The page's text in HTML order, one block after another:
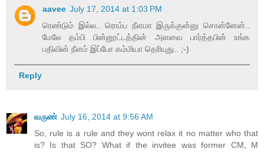
aavee July 17, 2014 at 1:03 PM
ரெண்டும் இல்ல.. ரொம்ப நீளமா இருக்குன்னு சொன்னேன்..
மேலே தம்பி பின்னூட்டத்தின் அளவை பார்த்தபின் உங்க
பதிவின் நீளம் இப்போ கம்மியா தெரியுது.. ;-)
Reply
வருண் July 16, 2014 at 9:56 AM
So, rule is a rule and they wont relax it no matter who that
is? Is that SO? What if the invitee was former CM, M